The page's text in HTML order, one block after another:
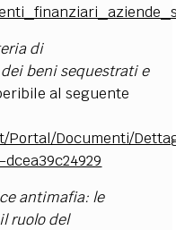
di
beni sequestrati e
al seguente
Documenti/
antimafia: le
ruolo del